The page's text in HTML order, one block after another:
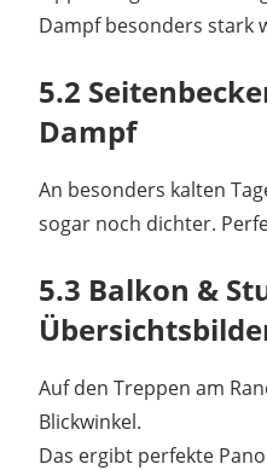
Dampf besonders stark
5.2
Dampf
An besonders kalten
sogar noch dichter.
5.3 Balkon &
Auf den Treppen am
Blickwinkel.
Das ergibt perfekte